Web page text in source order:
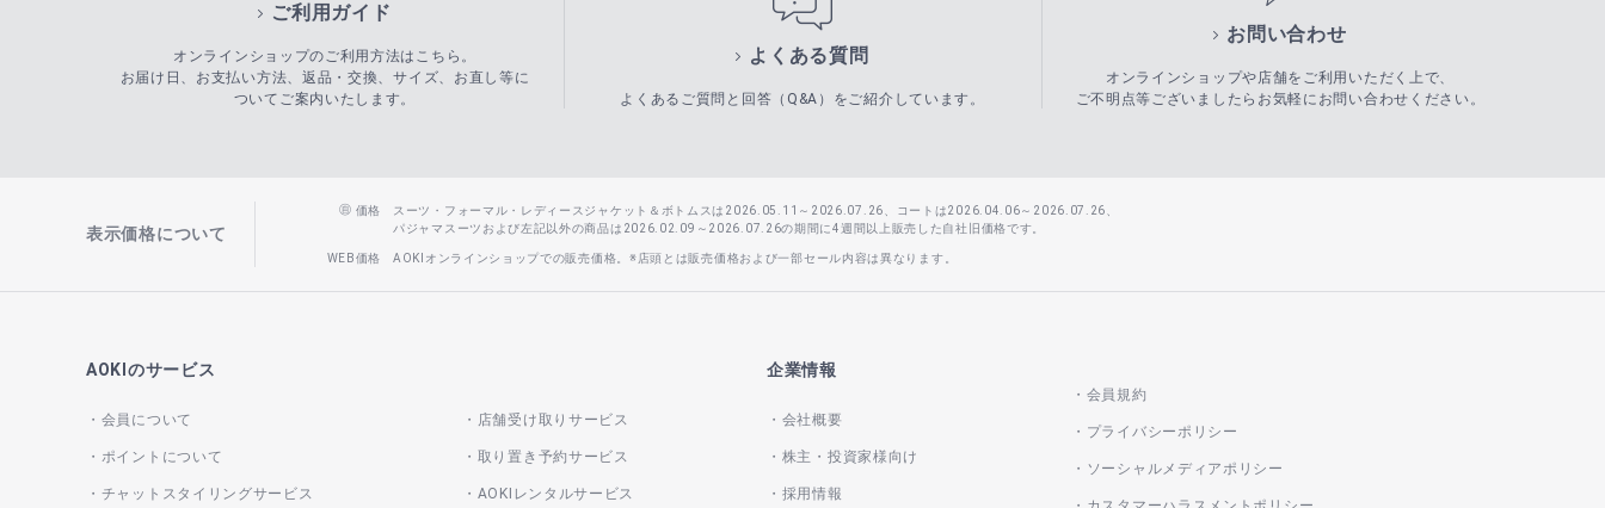
ご利用ガイド
オンラインショップのご利用方法はこちら。
お届け日、お支払い方法、返品・交換、サイズ、お直し等に
ついてご案内いたします。
よくある質問
よくあるご質問と回答（Q&A）をご紹介しています。
お問い合わせ
オンラインショップや店舗をご利用いただく上で、
ご不明点等ございましたらお気軽にお問い合わせください。
表示価格について
価格
スーツ・フォーマル・レディースジャケット＆ボトムスは2026.05.11～2026.07.26、コートは2026.04.06～2026.07.26、
パジャマスーツおよび左記以外の商品は2026.02.09～2026.07.26の期間に4週間以上販売した自社旧価格です。
WEB価格 AOKIオンラインショップでの販売価格。※店頭とは販売価格および一部セール内容は異なります。
AOKIのサービス
会員について
ポイントについて
チャットスタイリングサービス
店舗受け取りサービス
取り置き予約サービス
AOKIレンタルサービス
企業情報
会社概要
株主・投資家様向け
採用情報
会員規約
プライバシーポリシー
ソーシャルメディアポリシー